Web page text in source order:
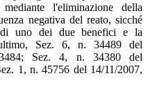
l'eliminazione della
negativa del reato, sicché
uno dei due benefici e la
Sez. 6, n. 34489 del
Sez. 4, n. 34380 del
1, n. 45756 del 14/11/2007,